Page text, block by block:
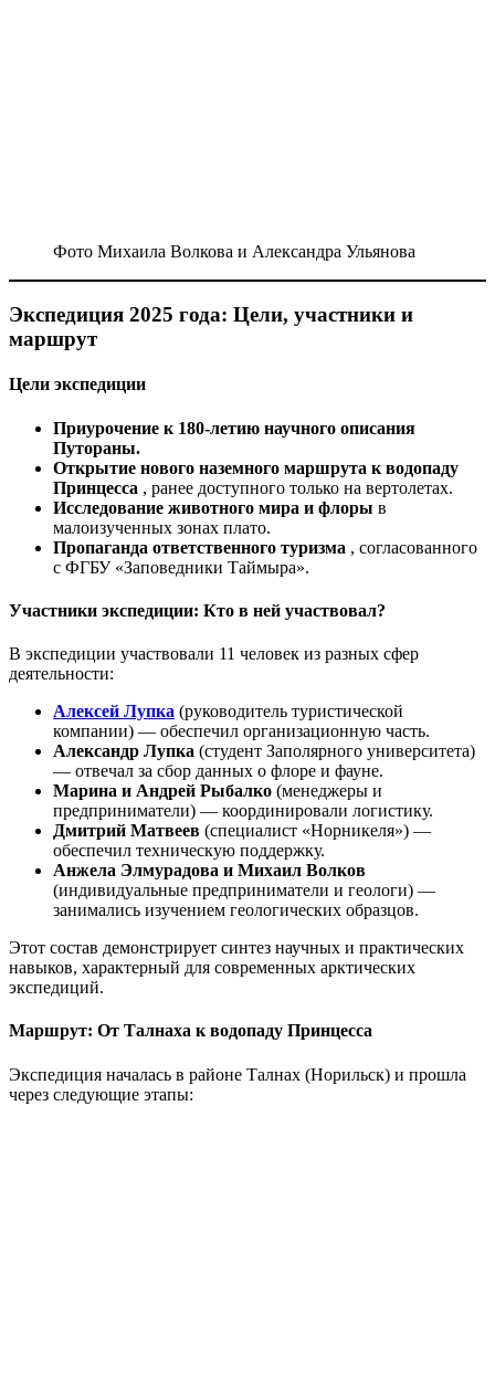
Фото Михаила Волкова и Александра Ульянова
Экспедиция 2025 года: Цели, участники и
маршрут
Цели экспедиции
Приурочение к 180-летию научного описания
Путораны.
Открытие нового наземного маршрута к водопаду
Принцесса , ранее доступного только на вертолетах.
Исследование животного мира и флоры в
малоизученных зонах плато.
Пропаганда ответственного туризма , согласованного
с ФГБУ «Заповедники Таймыра».
Участники экспедиции: Кто в ней участвовал?
В экспедиции участвовали 11 человек из разных сфер
деятельности:
Алексей Лупка (руководитель туристической
компании) — обеспечил организационную часть.
Александр Лупка (студент Заполярного университета)
— отвечал за сбор данных о флоре и фауне.
Марина и Андрей Рыбалко (менеджеры и
предприниматели) — координировали логистику.
Дмитрий Матвеев (специалист «Норникеля») —
обеспечил техническую поддержку.
Анжела Элмурадова и Михаил Волков
(индивидуальные предприниматели и геологи) —
занимались изучением геологических образцов.
Этот состав демонстрирует синтез научных и практических
навыков, характерный для современных арктических
экспедиций.
Маршрут: От Талнаха к водопаду Принцесса
Экспедиция началась в районе Талнах (Норильск) и прошла
через следующие этапы: